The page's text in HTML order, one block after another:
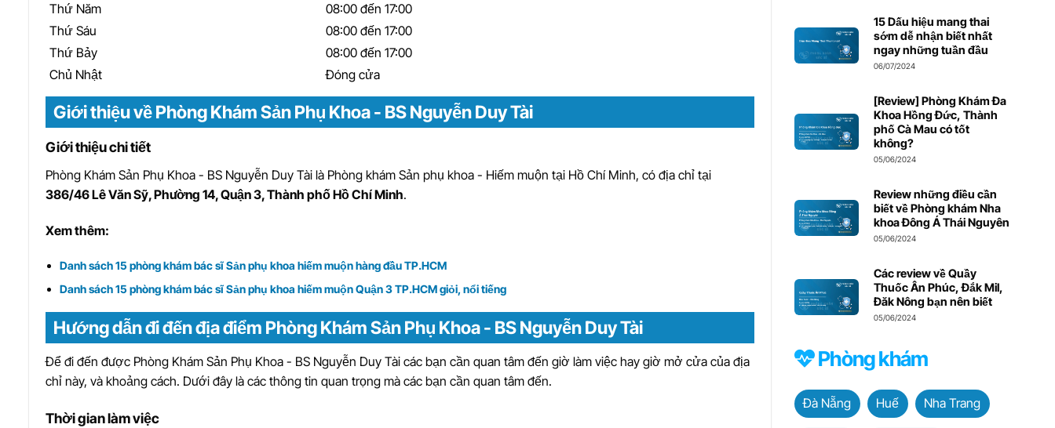
Thứ Năm
08:00 đến 17:00
Thứ Sáu
08:00 đến 17:00
Thứ Bảy
08:00 đến 17:00
Chủ Nhật
Đóng cửa
Giới thiệu về Phòng Khám Sản Phụ Khoa - BS Nguyễn Duy Tài
Giới thiệu chi tiết
Phòng Khám Sản Phụ Khoa - BS Nguyễn Duy Tài là Phòng khám Sản phụ khoa - Hiếm muộn tại Hồ Chí Minh, có địa chỉ tại
386/46 Lê Văn Sỹ, Phường 14, Quận 3, Thành phố Hồ Chí Minh.
Xem thêm:
Danh sách 15 phòng khám bác sĩ Sản phụ khoa hiếm muộn hàng đầu TP.HCM
Danh sách 15 phòng khám bác sĩ Sản phụ khoa hiếm muộn Quận 3 TP.HCM giỏi, nổi tiếng
Hướng dẫn đi đến địa điểm Phòng Khám Sản Phụ Khoa - BS Nguyễn Duy Tài
Để đi đến được Phòng Khám Sản Phụ Khoa - BS Nguyễn Duy Tài các bạn cần quan tâm đến giờ làm việc hay giờ mở cửa của địa
chỉ này, và khoảng cách. Dưới đây là các thông tin quan trọng mà các bạn cần quan tâm đến.
Thời gian làm việc
15 Dấu hiệu mang thai
sớm dễ nhận biết nhất
ngay những tuần đầu
06/07/2024
[Review] Phòng Khám Đa
Khoa Hồng Đức, Thành
phố Cà Mau có tốt
không?
05/06/2024
Review những điều cần
biết về Phòng khám Nha
khoa Đông Á Thái Nguyên
05/06/2024
Các review về Quầy
Thuốc Ân Phúc, Đắk Mil,
Đăk Nông bạn nên biết
05/06/2024
Phòng khám
Đà Nẵng Huế Nha Trang